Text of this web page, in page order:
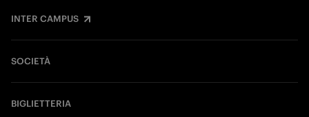
INTER CAMPUS
SOCIETÀ
BIGLIETTERIA